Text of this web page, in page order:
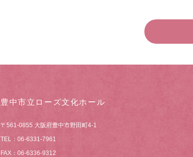
豊中市立ローズ文化ホール
〒561-0855 大阪府豊中市野田町4-1
TEL：06-6331-7961
FAX：06-6336-9312